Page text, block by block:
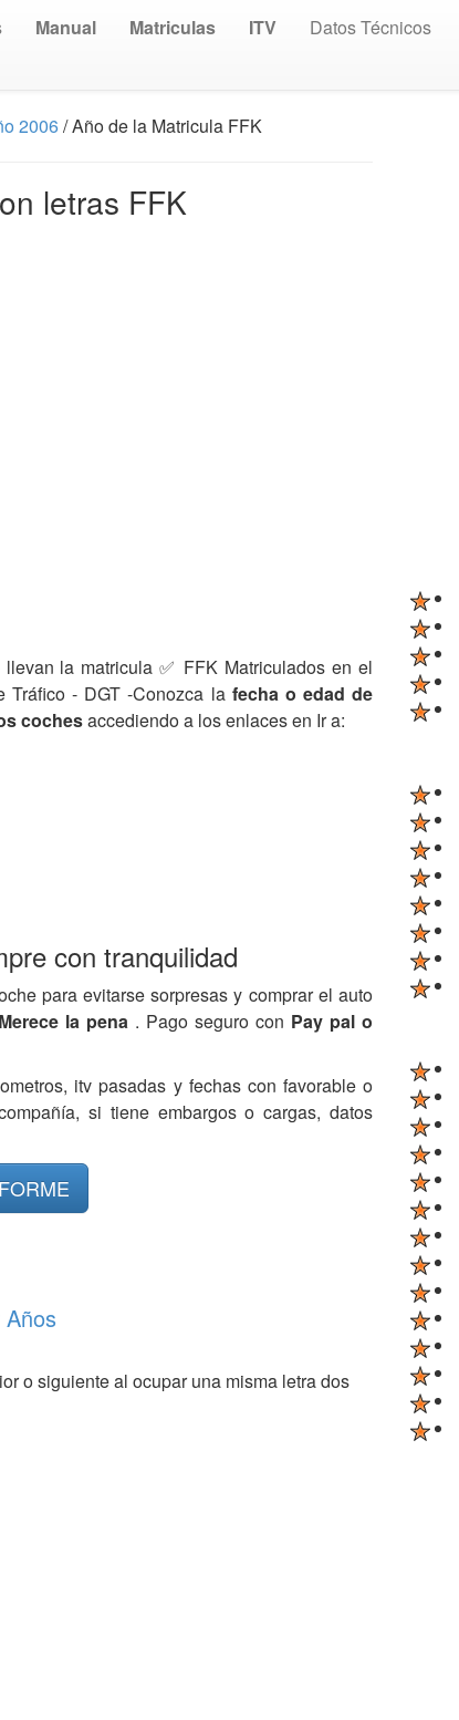
Manual Matriculas ITV Datos Técnicos
2006/ Año de la Matricula FFK
letras FFK
la matricula ✅ FFK Matriculados en el
Tráfico - DGT -Conozca la fecha o edad de
cochesaccediendo a los enlaces en Ir a:
con tranquilidad
para evitarse sorpresas y comprar el auto
Merece la pena . Pago seguro con Pay pal o
itv pasadas y fechas con favorable o
si tiene embargos o cargas, datos
o siguiente al ocupar una misma letra dos